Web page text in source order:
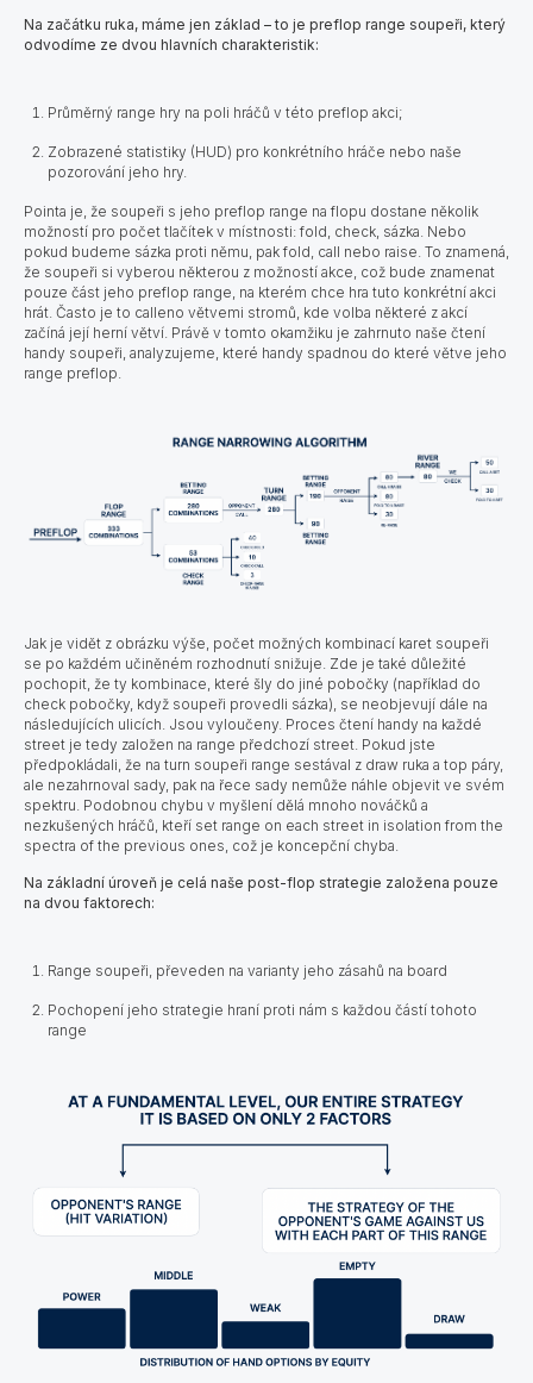
Na začátku ruka, máme jen základ – to je preflop range soupeři, který
odvodíme ze dvou hlavních charakteristik:
Průměrný range hry na poli hráčů v této preflop akci;
Zobrazené statistiky (HUD) pro konkrétního hráče nebo naše
pozorování jeho hry.
Pointa je, že soupeři s jeho preflop range na flopu dostane několik
možností pro počet tlačítek v místnosti: fold, check, sázka. Nebo
pokud budeme sázka proti němu, pak fold, call nebo raise. To znamená,
že soupeři si vyberou některou z možností akce, což bude znamenat
pouze část jeho preflop range, na kterém chce hra tuto konkrétní akci
hrát. Často je to calleno větvemi stromů, kde volba některé z akcí
začíná její herní větví. Právě v tomto okamžiku je zahrnuto naše čtení
handy soupeři, analyzujeme, které handy spadnou do které větve jeho
range preflop.
Jak je vidět z obrázku výše, počet možných kombinací karet soupeři
se po každém učiněném rozhodnutí snižuje. Zde je také důležité
pochopit, že ty kombinace, které šly do jiné pobočky (například do
check pobočky, když soupeři provedli sázka), se neobjevují dále na
následujících ulicích. Jsou vyloučeny. Proces čtení handy na každé
street je tedy založen na range předchozí street. Pokud jste
předpokládali, že na turn soupeři range sestával z draw ruka a top páry,
ale nezahrnoval sady, pak na řece sady nemůže náhle objevit ve svém
spektru. Podobnou chybu v myšlení dělá mnoho nováčků a
nezkušených hráčů, kteří set range on each street in isolation from the
spectra of the previous ones, což je koncepční chyba.
Na základní úroveň je celá naše post-flop strategie založena pouze
na dvou faktorech:
Range soupeři, převeden na varianty jeho zásahů na board
Pochopení jeho strategie hraní proti nám s každou částí tohoto
range